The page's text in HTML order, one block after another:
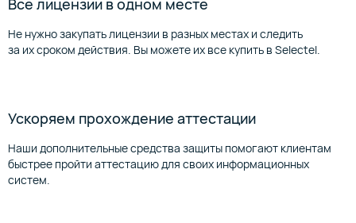
Не нужно закупать лицензии в разных местах и следить
за их сроком действия. Вы можете их все купить в Selectel.
Ускоряем прохождение аттестации
Наши дополнительные средства защиты помогают клиентам
быстрее пройти аттестацию для своих информационных
систем.